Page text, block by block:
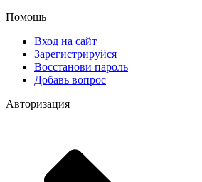
Помощь
Вход на сайт
Зарегистрируйся
Восстанови пароль
Добавь вопрос
Авторизация